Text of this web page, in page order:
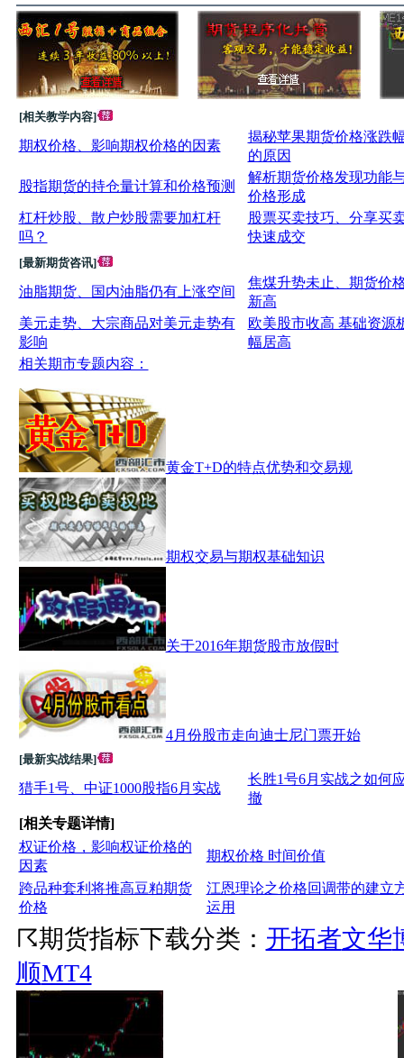
[相关教学内容]
期权价格、影响期权价格的因素
揭秘苹果期货价格涨跌
的原因
股指期货的持仓量计算和价格预测
解析期货价格发现功能
价格形成
杠杆炒股、散户炒股需要加杠杆
吗？
股票买卖技巧、分享买
快速成交
[最新期货咨讯]
油脂期货、国内油脂仍有上涨空间
焦煤升势未止、期货价
新高
美元走势、大宗商品对美元走势有
影响
欧美股市收高 基础资源
幅居高
相关期市专题内容：
黄金T+D的特点优势和交易规
期权交易与期权基础知识
关于2016年期货股市放假时
4月份股市走向迪士尼门票开始
[最新实战结果]
猎手1号、中证1000股指6月实战
长胜1号6月实战之如何
撤
[相关专题详情]
权证价格，影响权证价格的
因素
期权价格 时间价值
跨品种套利将推高豆粕期货
价格
江恩理论之价格回调带的建立
运用
☈期货指标下载分类： 开拓者文华
顺MT4